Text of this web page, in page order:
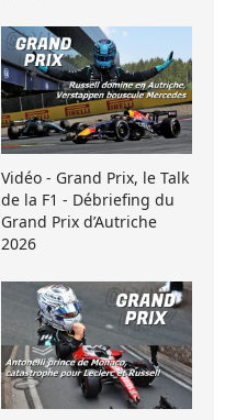
Vidéo - Grand Prix, le Talk
de la F1 - Débriefing du
Grand Prix d’Autriche
2026